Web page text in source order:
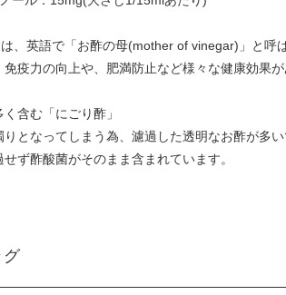
、英語で「お酢の母(mother of vinegar)」と
免疫力の向上や、肥満防止など様々な健康効果
含む「にごり酢」
となってしまう為、濾過した透明なお酢が多い
ず酢酸菌がそのまま含まれています。
グ